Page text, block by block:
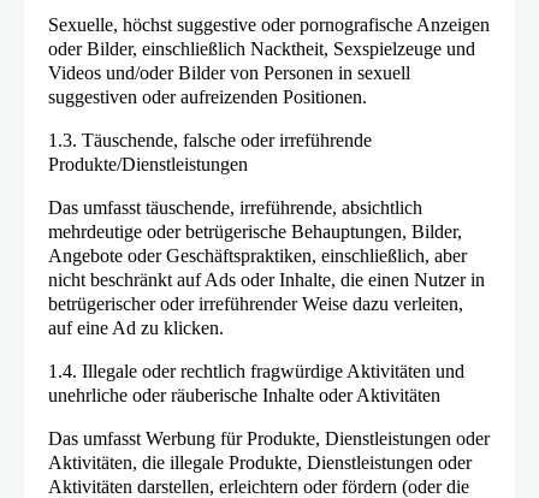
Sexuelle, höchst suggestive oder pornografische Anzeigen
oder Bilder, einschließlich Nacktheit, Sexspielzeuge und
Videos und/oder Bilder von Personen in sexuell
suggestiven oder aufreizenden Positionen.
1.3. Täuschende, falsche oder irreführende
Produkte/Dienstleistungen
Das umfasst täuschende, irreführende, absichtlich
mehrdeutige oder betrügerische Behauptungen, Bilder,
Angebote oder Geschäftspraktiken, einschließlich, aber
nicht beschränkt auf Ads oder Inhalte, die einen Nutzer in
betrügerischer oder irreführender Weise dazu verleiten,
auf eine Ad zu klicken.
1.4. Illegale oder rechtlich fragwürdige Aktivitäten und
unehrliche oder räuberische Inhalte oder Aktivitäten
Das umfasst Werbung für Produkte, Dienstleistungen oder
Aktivitäten, die illegale Produkte, Dienstleistungen oder
Aktivitäten darstellen, erleichtern oder fördern (oder die